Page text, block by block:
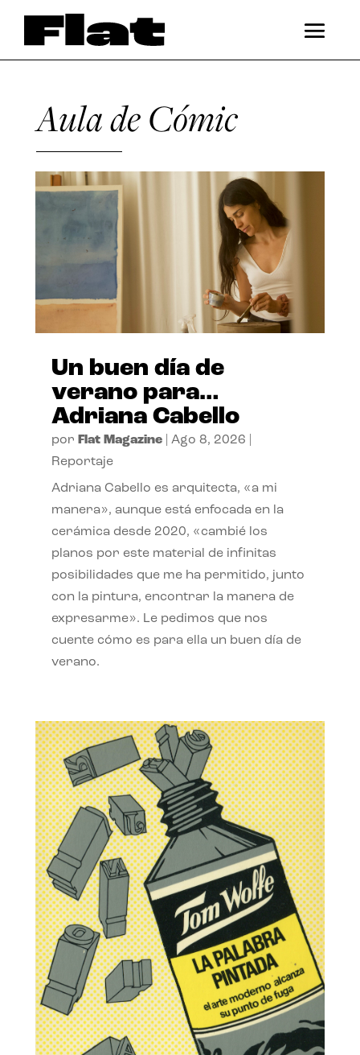
Aula de Cómic
Un buen día de
verano para…
Adriana Cabello
por Flat Magazine| Ago 8, 2026
Reportaje
Adriana Cabello es arquitecta, «a mi
manera», aunque está enfocada en la
cerámica desde 2020, «cambié los
planos por este material de infinitas
posibilidades que me ha permitido, junto
con la pintura, encontrar la manera de
expresarme». Le pedimos que nos
cuente cómo es para ella un buen día de
verano.